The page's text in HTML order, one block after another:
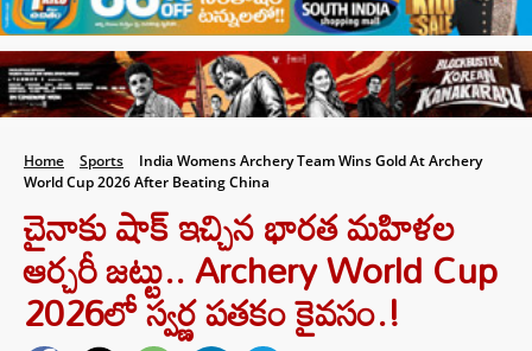
Home Sports
India Womens Archery Team Wins Gold At Archery
World Cup 2026 After Beating China
చైనాకు షాక్ ఇచ్చిన భారత మహిళల
ఆర్చరీ జట్టు.. Archery World Cup
2026లో స్వర్ణ పతకం కైవసం.!